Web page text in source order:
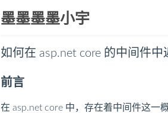
墨墨墨墨小宇
如何在 asp.net core 的中间件中
前言
在 asp.net core 中，存在着中间件这一